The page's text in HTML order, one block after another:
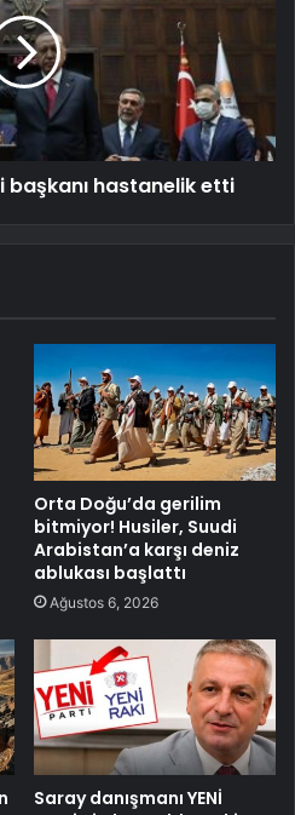
başkanı hastanelik etti
Orta Doğu’da gerilim
bitmiyor! Husiler, Suudi
Arabistan’a karşı deniz
ablukası başlattı
Ağustos 6, 2026
Saray danışmanı YENİ